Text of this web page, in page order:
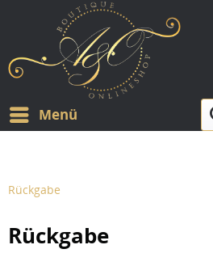
Menü
Rückgabe
Rückgabe